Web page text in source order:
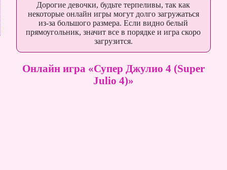
Дорогие девочки, будьте терпеливы, так как
некоторые онлайн игры могут долго загружаться
из-за большого размера. Если видно белый
прямоугольник, значит все в порядке и игра скоро
загрузится.
Онлайн игра «Супер Джулио 4 (Super
Julio 4)»